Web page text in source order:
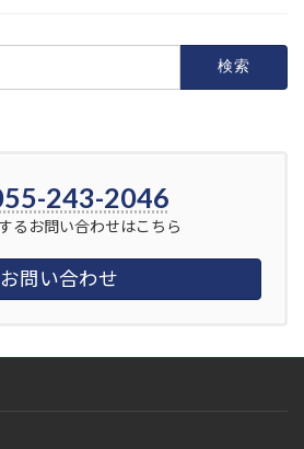
243-2046
るお問い合わせはこちら
お問い合わせ